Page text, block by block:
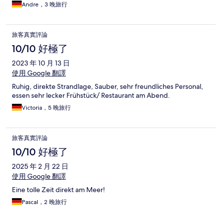
Andre，3 晚旅行
旅客真實評論
10/10 好極了
2023 年 10 月 13 日
使用 Google 翻譯
Ruhig, direkte Strandlage, Sauber, sehr freundliches Personal,
essen sehr lecker Frühstück/ Restaurant am Abend.
Victoria，5 晚旅行
旅客真實評論
10/10 好極了
2025 年 2 月 22 日
使用 Google 翻譯
Eine tolle Zeit direkt am Meer!
Pascal，2 晚旅行